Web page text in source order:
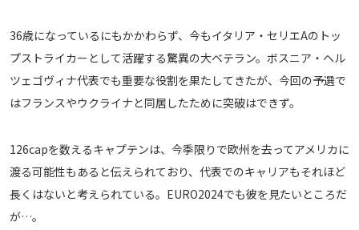
36歳になっているにもかかわらず、今もイタリア・セリエAのトッ
プストライカーとして活躍する驚異の大ベテラン。ボスニア・ヘル
ツェゴヴィナ代表でも重要な役割を果たしてきたが、今回の予選で
はフランスやウクライナと同居したために突破はできず。
126capを数えるキャプテンは、今季限りで欧州を去ってアメリカに
渡る可能性もあると伝えられており、代表でのキャリアもそれほど
長くはないと考えられている。EURO2024でも彼を見たいところだ
が…。